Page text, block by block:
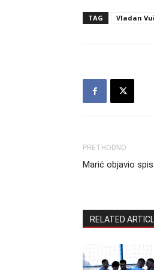
TAG Vladan
PRETHODNO
Marić objavio
RELATED